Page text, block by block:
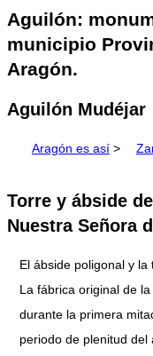
Aguilón:
municipio
Aragón.
Aguilón Mudéjar
Aragón es así >
Torre y ábside
Nuestra Señora
El ábside poligonal y
La fábrica original de
durante la primera
periodo de plenitud